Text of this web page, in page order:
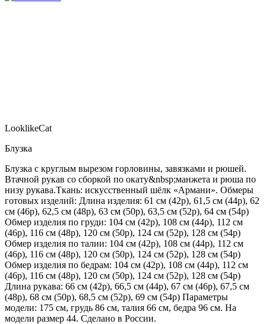
LooklikeCat
Блузка
Блузка с круглым вырезом горловины, завязками и рюшей.
Втачной рукав со сборкой по окату&nbsp;манжета и рюша по
низу рукава.Ткань: искусственный шёлк «Армани». Обмеры
готовых изделий: Длина изделия: 61 см (42р), 61,5 см (44р), 62
см (46р), 62,5 см (48р), 63 см (50р), 63,5 см (52р), 64 см (54р)
Обмер изделия по груди: 104 см (42р), 108 см (44р), 112 см
(46р), 116 см (48р), 120 см (50р), 124 см (52р), 128 см (54р)
Обмер изделия по талии: 104 см (42р), 108 см (44р), 112 см
(46р), 116 см (48р), 120 см (50р), 124 см (52р), 128 см (54р)
Обмер изделия по бедрам: 104 см (42р), 108 см (44р), 112 см
(46р), 116 см (48р), 120 см (50р), 124 см (52р), 128 см (54р)
Длина рукава: 66 см (42р), 66,5 см (44р), 67 см (46р), 67,5 см
(48р), 68 см (50р), 68,5 см (52р), 69 см (54р) Параметры
модели: 175 см, грудь 86 см, талия 66 см, бедра 96 см. На
модели размер 44. Сделано в России.